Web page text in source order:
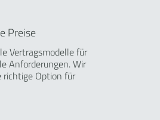
Preise
Vertragsmodelle für
Anforderungen. Wir
richtige Option für